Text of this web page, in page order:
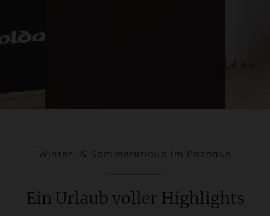
Ein Urlaub voller Highlights
Winter- & Sommerurlaub im Paznaun